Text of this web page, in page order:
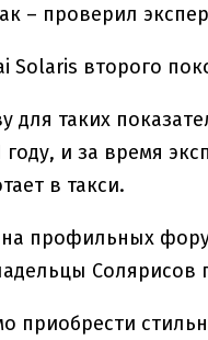
– проверил
Solaris второго
для таких
году, и за время
в такси.
профильных
приобрести